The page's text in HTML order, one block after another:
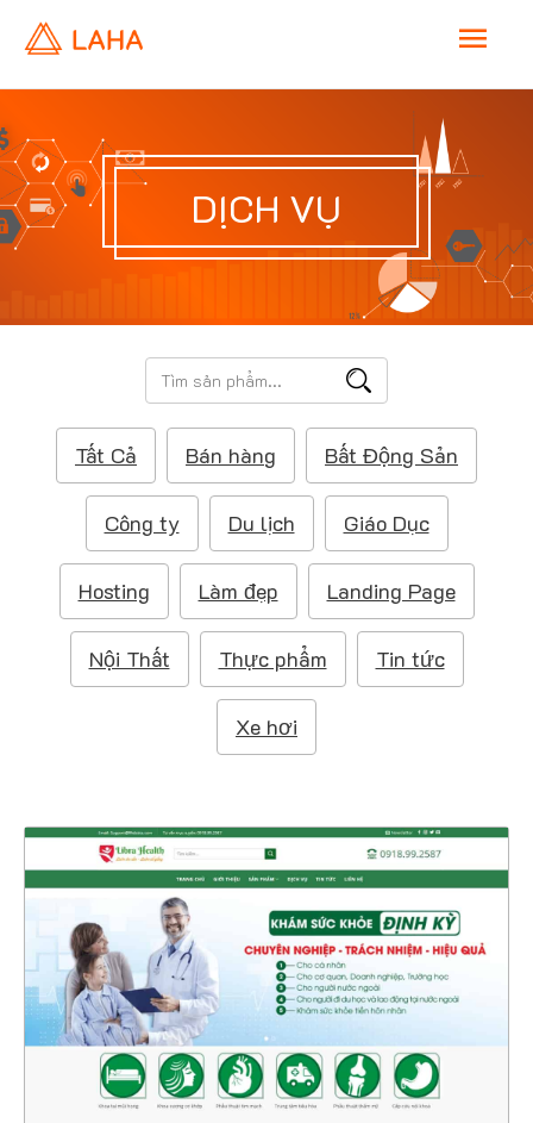
M
a
i
n
n
u
DỊCH VỤ
T
ì
m
i
ế
m
Tất Cả Bán hàng Bất Động Sản
Công ty Du lịch Giáo Dục
Hosting Làm đẹp Landing Page
Nội Thất Thực phẩm Tin tức
Xe hơi
4556